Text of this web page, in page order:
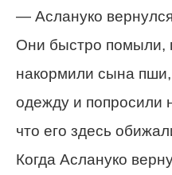
— Аслануко
Они быстро помыли,
накормили сына
одежду и попросили
что его здесь
Когда Аслануко